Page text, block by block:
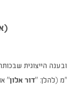
הייצוגית
דור אלון"